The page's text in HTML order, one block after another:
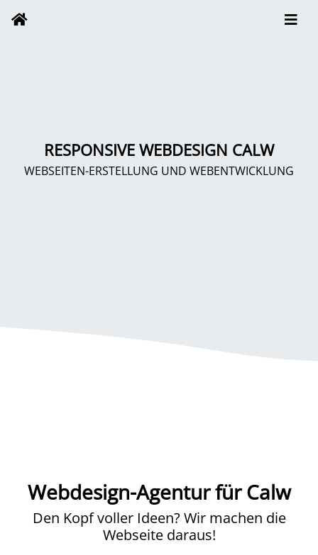
RESPONSIVE WEBDESIGN CALW
WEBSEITEN-ERSTELLUNG UND WEBENTWICKLUNG
Webdesign-Agentur für Calw
Den Kopf voller Ideen? Wir machen die
Webseite daraus!